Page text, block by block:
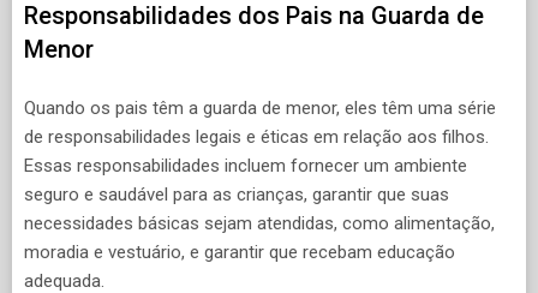
Responsabilidades dos Pais na Guarda de
Menor
Quando os pais têm a guarda de menor, eles têm uma série
de responsabilidades legais e éticas em relação aos filhos.
Essas responsabilidades incluem fornecer um ambiente
seguro e saudável para as crianças, garantir que suas
necessidades básicas sejam atendidas, como alimentação,
moradia e vestuário, e garantir que recebam educação
adequada.